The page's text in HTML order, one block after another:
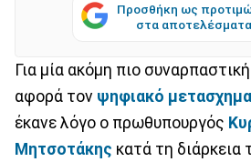
Προσθήκη ως
στα
Για μία ακόμη πιο
αφορά τον ψηφιακό
έκανε λόγο ο πρωθυπουργός
Μητσοτάκης κατά τη διάρκεια